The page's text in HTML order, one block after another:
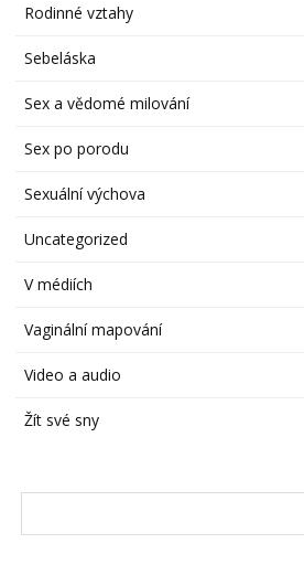
Rodinné vztahy
Sebeláska
Sex a vědomé milování
Sex po porodu
Sexuální výchova
Uncategorized
V médiích
Vaginální mapování
Video a audio
Žít své sny